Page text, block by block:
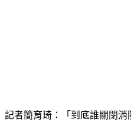
記者簡育琦：「到底誰關閉